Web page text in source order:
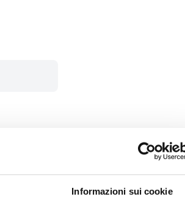
Informazioni sui cookie